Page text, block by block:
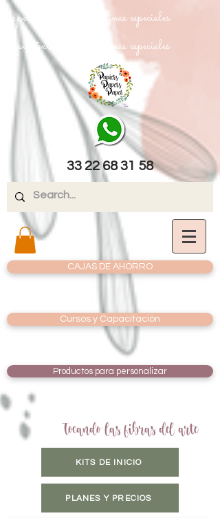
papel texturizado cartulinas especiales
papel texturizado cartulinas especiales
33 22 68 31 58
CAJAS DE AHORRO
Cursos y Capacitación
Productos para personalizar
Tocando las fibras del arte
KITS DE INICIO
PLANES Y PRECIOS